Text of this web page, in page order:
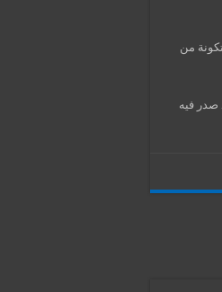
من
القديم وقد صدر فيه